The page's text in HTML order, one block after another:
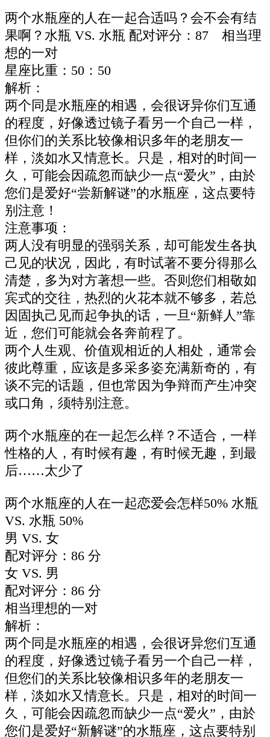
两个水瓶座的人在一起合适吗？会不会有结
果啊？水瓶 VS. 水瓶 配对评分：87 相当理
想的一对
星座比重：50：50
解析：
两个同是水瓶座的相遇，会很讶异你们互通
的程度，好像透过镜子看另一个自己一样，
但你们的关系比较像相识多年的老朋友一
样，淡如水又情意长。只是，相对的时间一
久，可能会因疏忽而缺少一点“爱火”，由於
您们是爱好“尝新解谜”的水瓶座，这点要特
别注意！
注意事项：
两人没有明显的强弱关系，却可能发生各执
己见的状况，因此，有时试著不要分得那么
清楚，多为对方著想一些。否则您们相敬如
宾式的交往，热烈的火花本就不够多，若总
因固执己见而起争执的话，一旦“新鲜人”靠
近，您们可能就会各奔前程了。
两个人生观、价值观相近的人相处，通常会
彼此尊重，应该是多采多姿充满新奇的，有
谈不完的话题，但也常因为争辩而产生冲突
或口角，须特别注意。
两个水瓶座的在一起怎么样？不适合，一样
性格的人，有时候有趣，有时候无趣，到最
后……太少了
两个水瓶座的人在一起恋爱会怎样50% 水瓶
VS. 水瓶 50%
男 VS. 女
配对评分：86 分
女 VS. 男
配对评分：86 分
相当理想的一对
解析：
两个同是水瓶座的相遇，会很讶异您们互通
的程度，好像透过镜子看另一个自己一样，
但您们的关系比较像相识多年的老朋友一
样，淡如水又情意长。只是，相对的时间一
久，可能会因疏忽而缺少一点“爱火”，由於
您们是爱好“新解谜”的水瓶座，这点要特别